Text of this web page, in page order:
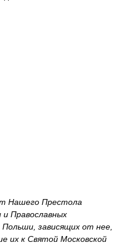
Нашего Престола
Православных
зависящих от нее,
их к Святой Московской